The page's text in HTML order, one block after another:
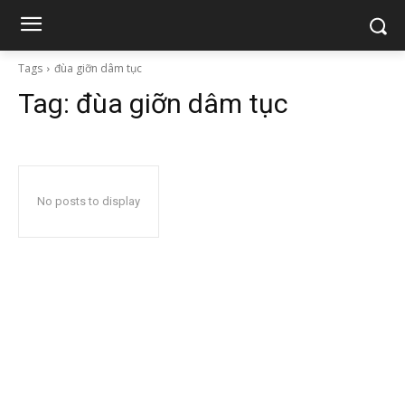
Tags đùa giỡn dâm tục
Tag: đùa giỡn dâm tục
No posts to display